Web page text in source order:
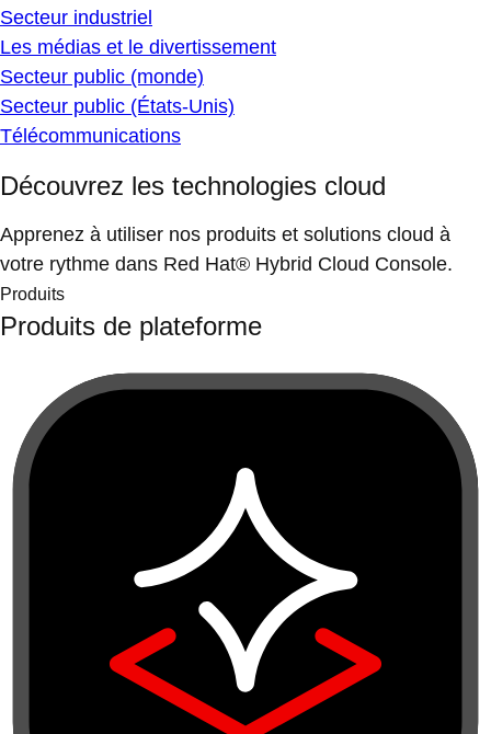
Secteur industriel
Les médias et le divertissement
Secteur public (monde)
Secteur public (États-Unis)
Télécommunications
Découvrez les technologies cloud
Apprenez à utiliser nos produits et solutions cloud à
votre rythme dans Red Hat® Hybrid Cloud Console.
Produits
Produits de plateforme